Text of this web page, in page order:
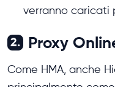
verranno caricati
2. Proxy
Come HMA, anche